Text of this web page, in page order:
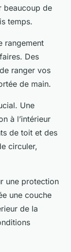
beaucoup de
temps.
rangement
Des
ranger vos
de main.
Une
à l’intérieur
de toit et des
circuler,
une protection
une couche
de la